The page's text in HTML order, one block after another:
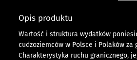
Opis produktu
Wartość i struktura wydatków
cudzoziemców w Polsce i Polaków za
Charakterystyka ruchu granicznego,